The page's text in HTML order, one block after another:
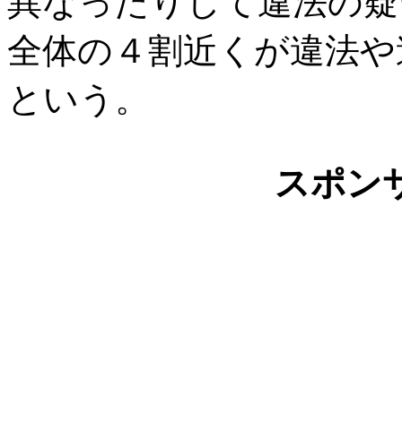
全体の４割近くが違法
という。
スポン